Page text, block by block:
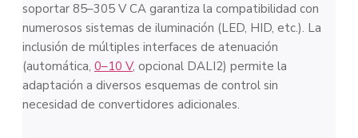
soportar 85–305 V CA garantiza la compatibilidad con
numerosos sistemas de iluminación (LED, HID, etc.). La
inclusión de múltiples interfaces de atenuación
(automática, 0–10 V, opcional DALI2) permite la
adaptación a diversos esquemas de control sin
necesidad de convertidores adicionales.